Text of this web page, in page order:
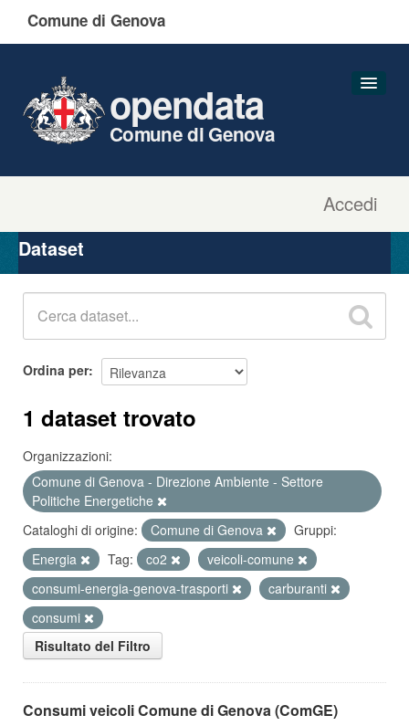
Comune di Genova
Accedi
opendata
Comune di Genova
Organizzazioni
Gruppi
Dataset
Ordina per
1 dataset trovato
Organizzazioni:
Comune di Genova - Direzione Ambiente - Settore
Politiche Energetiche
Cataloghi di origine:
Comune di Genova
Gruppi:
Energia
Tag: co2
veicoli-comune
consumi-energia-genova-trasporti
carburanti
consumi
Risultato del Filtro
Consumi veicoli Comune di Genova (ComGE)